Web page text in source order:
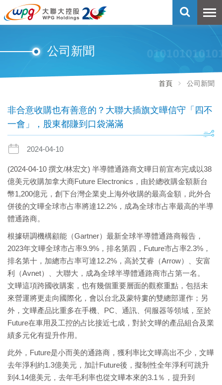
公司新聞
首頁 公司新聞
非合意收購也有善意的？大聯大插旗文曄信守「四不
一會」，股東都賺到口袋滿滿
2024-04-10
(2024-04-10 撰文/林宏文) 半導體通路商文曄日前宣布完成以38
億美元收購加拿大商Future Electronics，由於總收購金額新台
幣1,200億元，創下台灣企業史上海外收購的最高金額，此外合
併後的文曄全球市占率將達12.2%，成為全球市占率最高的半導
體通路商。
根據研調機構顧能（Gartner）最新全球半導體通路商報告，
2023年文曄全球市占率9.9%，排名第四，Future市占率2.3%，
排名第十，加總市占率可達12.2%，高於艾睿（Arrow）、安富
利（Avnet）、大聯大，成為全球半導體通路商市占第一名。
文曄這項跨國收購案，也有幾個重要層面的觀察重點，包括未
來營運將更走向國際化，會以台北及蒙特婁的雙總部運作；另
外，文曄產品比重多在手機、PC、通訊、伺服器等領域，至於
Future在車用及工控的占比接近七成，對於文曄的產品組合及業
績多元化有提升作用。
此外，Future是小而美的通路商，獲利率比文曄高出不少，文曄
去年淨利約1.3億美元，加計Future後，擬制性全年淨利可跳升
到4.14億美元，去年毛利率也從文曄本來的3.1％，提升到